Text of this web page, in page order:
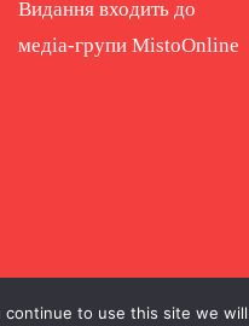
Видання входить до
медіа-групи MistoOnline
to use this site we